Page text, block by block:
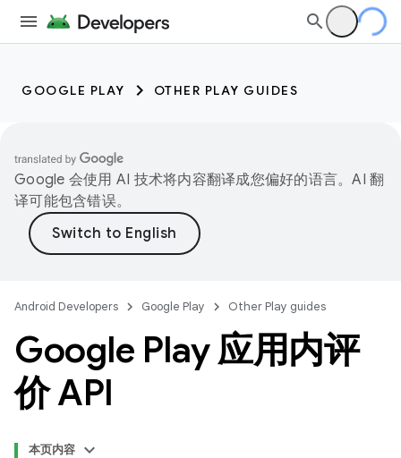
GOOGLE PLAY OTHER PLAY GUIDES
Google 会使用 AI 技术将内容翻译成您偏好的语言。AI 翻
译可能包含错误。
Android Developers Google Play Other Play guides
Google Play 应用内评
价 API
本页内容